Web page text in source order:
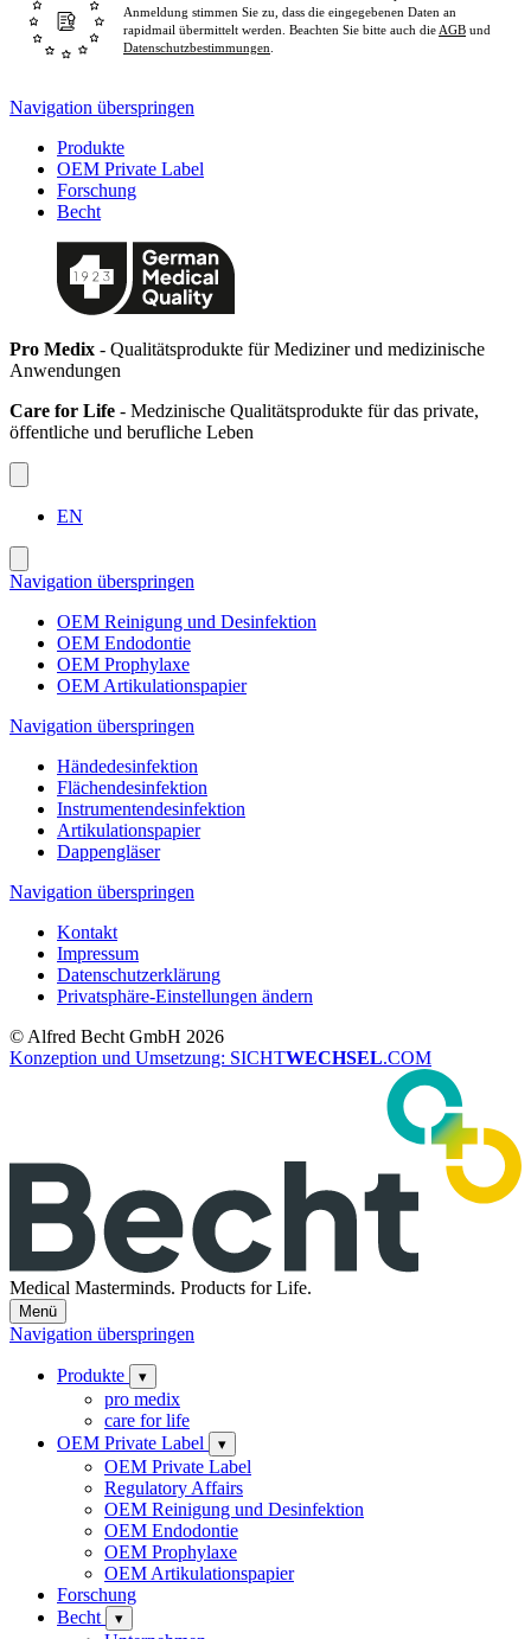
Anmeldung stimmen Sie zu, dass die eingegebenen Daten an
rapidmail übermittelt werden. Beachten Sie bitte auch die AGB und
Datenschutzbestimmungen
Navigation überspringen
Produkte
OEM Private Label
Forschung
Becht
Pro Medix - Qualitätsprodukte für Mediziner und medizinische
Anwendungen
Care for Life - Medzinische Qualitätsprodukte für das private,
öffentliche und berufliche Leben
EN
Navigation überspringen
OEM Reinigung und Desinfektion
OEM Endodontie
OEM Prophylaxe
OEM Artikulationspapier
Navigation überspringen
Händedesinfektion
Flächendesinfektion
Instrumentendesinfektion
Artikulationspapier
Dappengläser
Navigation überspringen
Kontakt
Impressum
Datenschutzerklärung
Privatsphäre-Einstellungen ändern
© Alfred Becht GmbH 2026
Konzeption und Umsetzung: SICHTWECHSEL.COM
Medical Masterminds. Products for Life.
Menü
Navigation überspringen
Produkte ▾
pro medix
care for life
OEM Private Label
▾
OEM Private Label
Regulatory Affairs
OEM Reinigung und Desinfektion
OEM Endodontie
OEM Prophylaxe
OEM Artikulationspapier
Forschung
Becht
▾